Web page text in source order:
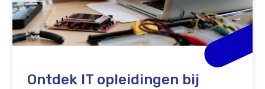
Ontdek IT opleidingen bij